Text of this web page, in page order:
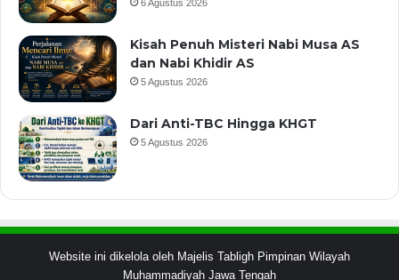
6 Agustus 2026
Kisah Penuh Misteri Nabi Musa AS
dan Nabi Khidir AS
5 Agustus 2026
Dari Anti-TBC Hingga KHGT
5 Agustus 2026
Website ini dikelola oleh Majelis Tabligh Pimpinan Wilayah
Muhammadiyah Jawa Tengah